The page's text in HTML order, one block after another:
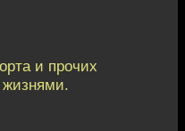
и прочих